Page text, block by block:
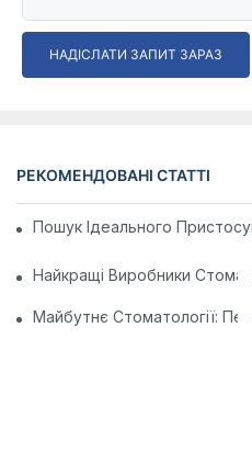
НАДІСЛАТИ ЗАПИТ ЗАРАЗ
РЕКОМЕНДОВАНІ СТАТТІ
Пошук Ідеального
Найкращі Виробники
Майбутнє Стоматології: